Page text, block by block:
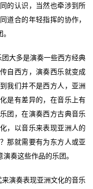
的认识，当然也牵涉到所
道合的年轻指挥的协作，
大多是演奏一些西方经典
自西方，演奏西乐就变成
我们并不是西方人，亚洲
是有差异的，在音乐上有
团，在演奏西方古典音乐
，以音乐来表现亚洲人的
那就需要有为东方人或亚
奏这些作品的乐团。
演奏表现亚洲文化的音乐